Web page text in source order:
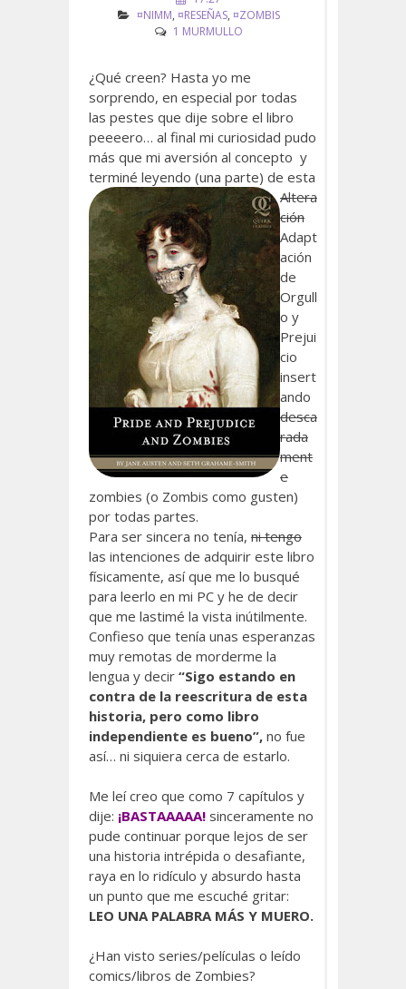
¤NIMM, ¤RESEÑAS, ¤ZOMBIS
1 MURMULLO
¿Qué creen? Hasta yo me
sorprendo, en especial por todas
las pestes que dije sobre el libro
peeeero… al final mi curiosidad pudo
más que mi aversión al concepto y
terminé leyendo (una parte) de esta
Altera
ción
Adapt
ación
de
Orgull
o y
Prejui
cio
insert
ando
desca
rada
ment
e
zombies (o Zombis como gusten)
por todas partes.
Para ser sincera no tenía, ni tengo
las intenciones de adquirir este libro
físicamente, así que me lo busqué
para leerlo en mi PC y he de decir
que me lastimé la vista inútilmente.
Confieso que tenía unas esperanzas
muy remotas de morderme la
lengua y decir “Sigo estando en
contra de la reescritura de esta
historia, pero como libro
independiente es bueno”, no fue
así… ni siquiera cerca de estarlo.
Me leí creo que como 7 capítulos y
dije: ¡BASTAAAAA! sinceramente no
pude continuar porque lejos de ser
una historia intrépida o desafiante,
raya en lo ridículo y absurdo hasta
un punto que me escuché gritar:
LEO UNA PALABRA MÁS Y MUERO.
¿Han visto series/películas o leído
comics/libros de Zombies?